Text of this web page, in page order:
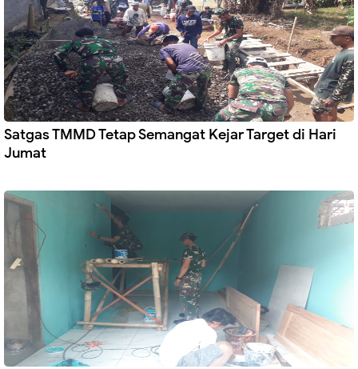
Satgas TMMD Tetap Semangat Kejar Target di Hari
Jumat